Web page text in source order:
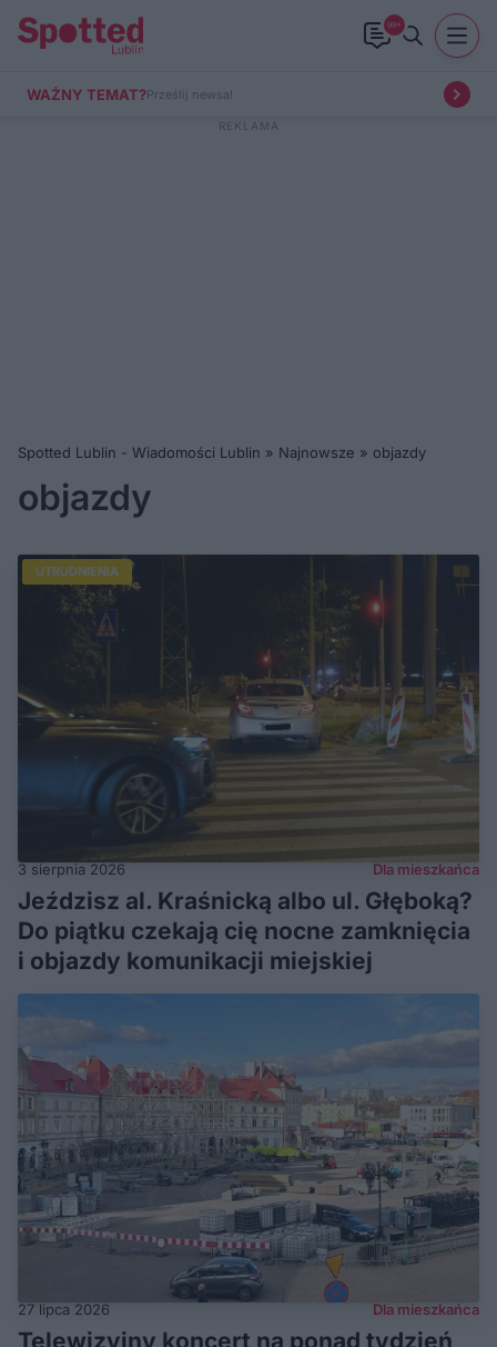
99+
WAŻNY TEMAT?Prześlij newsa!
Spotted Lublin - Wiadomości Lublin » Najnowsze » objazdy
objazdy
UTRUDNIENIA
3 sierpnia 2026 Dla mieszkańca
Jeździsz al. Kraśnicką albo ul. Głęboką?
Do piątku czekają cię nocne zamknięcia
i objazdy komunikacji miejskiej
27 lipca 2026 Dla mieszkańca
Telewizyjny koncert na ponad tydzień